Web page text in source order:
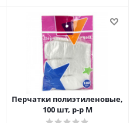
Перчатки полиэтиленовые,
100 шт, р-р M